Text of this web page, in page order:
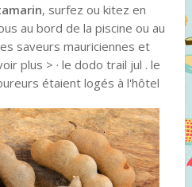
, surfez ou kitez en
au bord de la piscine ou au
saveurs mauriciennes et
plus > · le dodo trail jul . le
étaient logés à l'hôtel